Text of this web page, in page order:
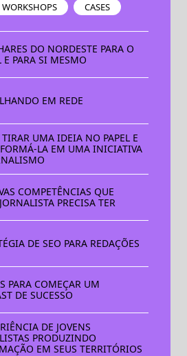
WORKSHOPS CASES
DO NORDESTE PARA O
E PARA SI MESMO
EM REDE
UMA IDEIA NO PAPEL E
LA EM UMA INICIATIVA
COMPETÊNCIAS QUE
PRECISA TER
DE SEO PARA REDAÇÕES
PARA COMEÇAR UM
DE SUCESSO
DE JOVENS
PRODUZINDO
EM SEUS TERRITÓRIOS